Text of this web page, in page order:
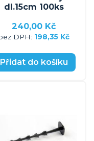
dl.15cm 100ks
240,00 Kč
198,35 Kč
Přidat do košíku